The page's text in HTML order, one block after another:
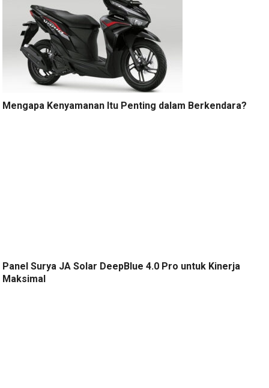
Mengapa Kenyamanan Itu Penting dalam Berkendara?
Panel Surya JA Solar DeepBlue 4.0 Pro untuk Kinerja
Maksimal